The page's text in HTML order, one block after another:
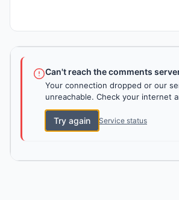
Can't reach the comments
Your connection dropped or our
unreachable. Check your internet
Try again Service status